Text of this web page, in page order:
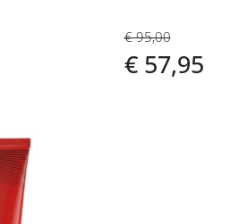
€ 95,00
€ 57,95